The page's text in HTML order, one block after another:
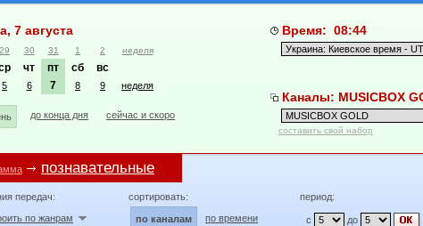
7 августа
29 30 31 1 2 неделя
чт пт сб вс
5 6 7 8 9 неделя
до конца дня сейчас и скоро
Время: 08:44
Каналы: MUSICBOX
составить свой набор
познавательные
передач:
по жанрам
сортировать:
по каналам по времени
период:
с до